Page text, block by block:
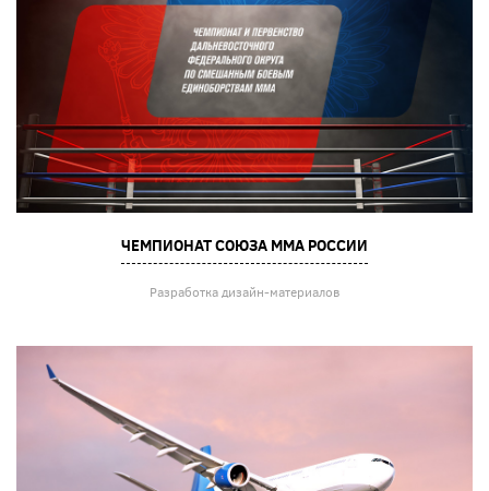
ЧЕМПИОНАТ СОЮЗА ММА РОССИИ
Разработка дизайн-материалов